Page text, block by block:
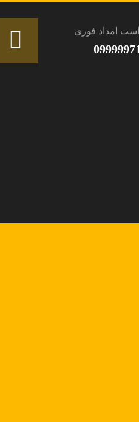
امداد فوری